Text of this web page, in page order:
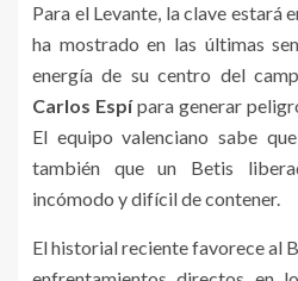
Para el Levante, la clave estará
ha mostrado en las últimas
energía de su centro del
Carlos Espípara generar
El equipo valenciano sabe
también que un Betis
incómodo y difícil de contener.
El historial reciente favorece al